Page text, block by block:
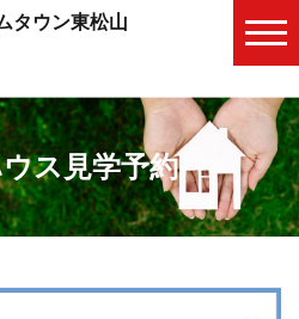
タウン東松山
ス見学予約